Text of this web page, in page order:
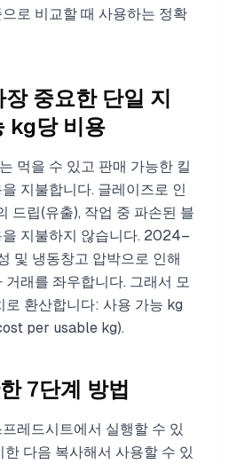
로 비교할 때 사용하는 정확
중요한 단일 지
kg당 비용
먹을 수 있고 판매 가능한 킬
지불합니다. 글레이즈로 인
드립(유출), 작업 중 파손된 블
지불하지 않습니다. 2024–
및 냉동창고 압박으로 인해
거래를 좌우합니다. 그래서 모
로 환산합니다: 사용 가능 kg
per usable kg).
7단계 방법
레드시트에서 실행할 수 있
한 다음 복사해서 사용할 수 있